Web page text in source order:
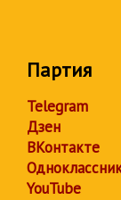
Партия
Telegram
Дзен
ВКонтакте
YouTube